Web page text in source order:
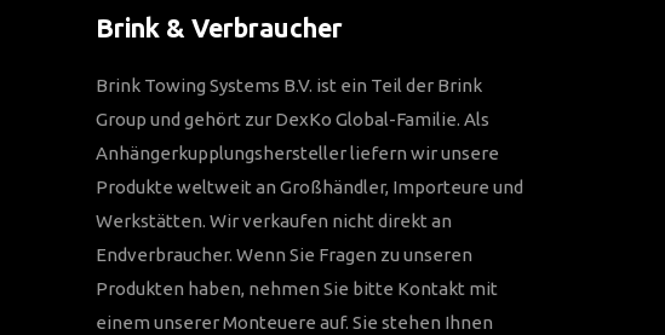
Brink & Verbraucher
Brink Towing Systems B.V. ist ein Teil der Brink
Group und gehört zur DexKo Global-Familie. Als
Anhängerkupplungshersteller liefern wir unsere
Produkte weltweit an Großhändler, Importeure und
Werkstätten. Wir verkaufen nicht direkt an
Endverbraucher. Wenn Sie Fragen zu unseren
Produkten haben, nehmen Sie bitte Kontakt mit
einem unserer Monteuere auf. Sie stehen Ihnen